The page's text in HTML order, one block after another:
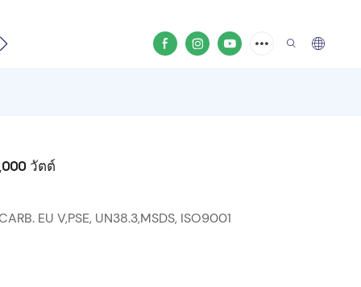
อสินค้า
วัตต์
EU V,PSE, UN38.3,MSDS, ISO9001